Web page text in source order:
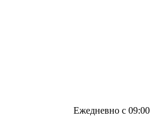
Ежедневно с 09:00